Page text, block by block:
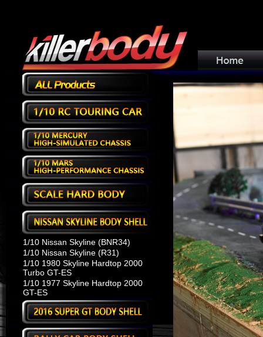
1/10 Nissan Skyline (BNR34)
1/10 Nissan Skyline (R31)
1/10 1980 Skyline Hardtop 2000
Turbo GT-ES
1/10 1977 Skyline Hardtop 2000
GT-ES